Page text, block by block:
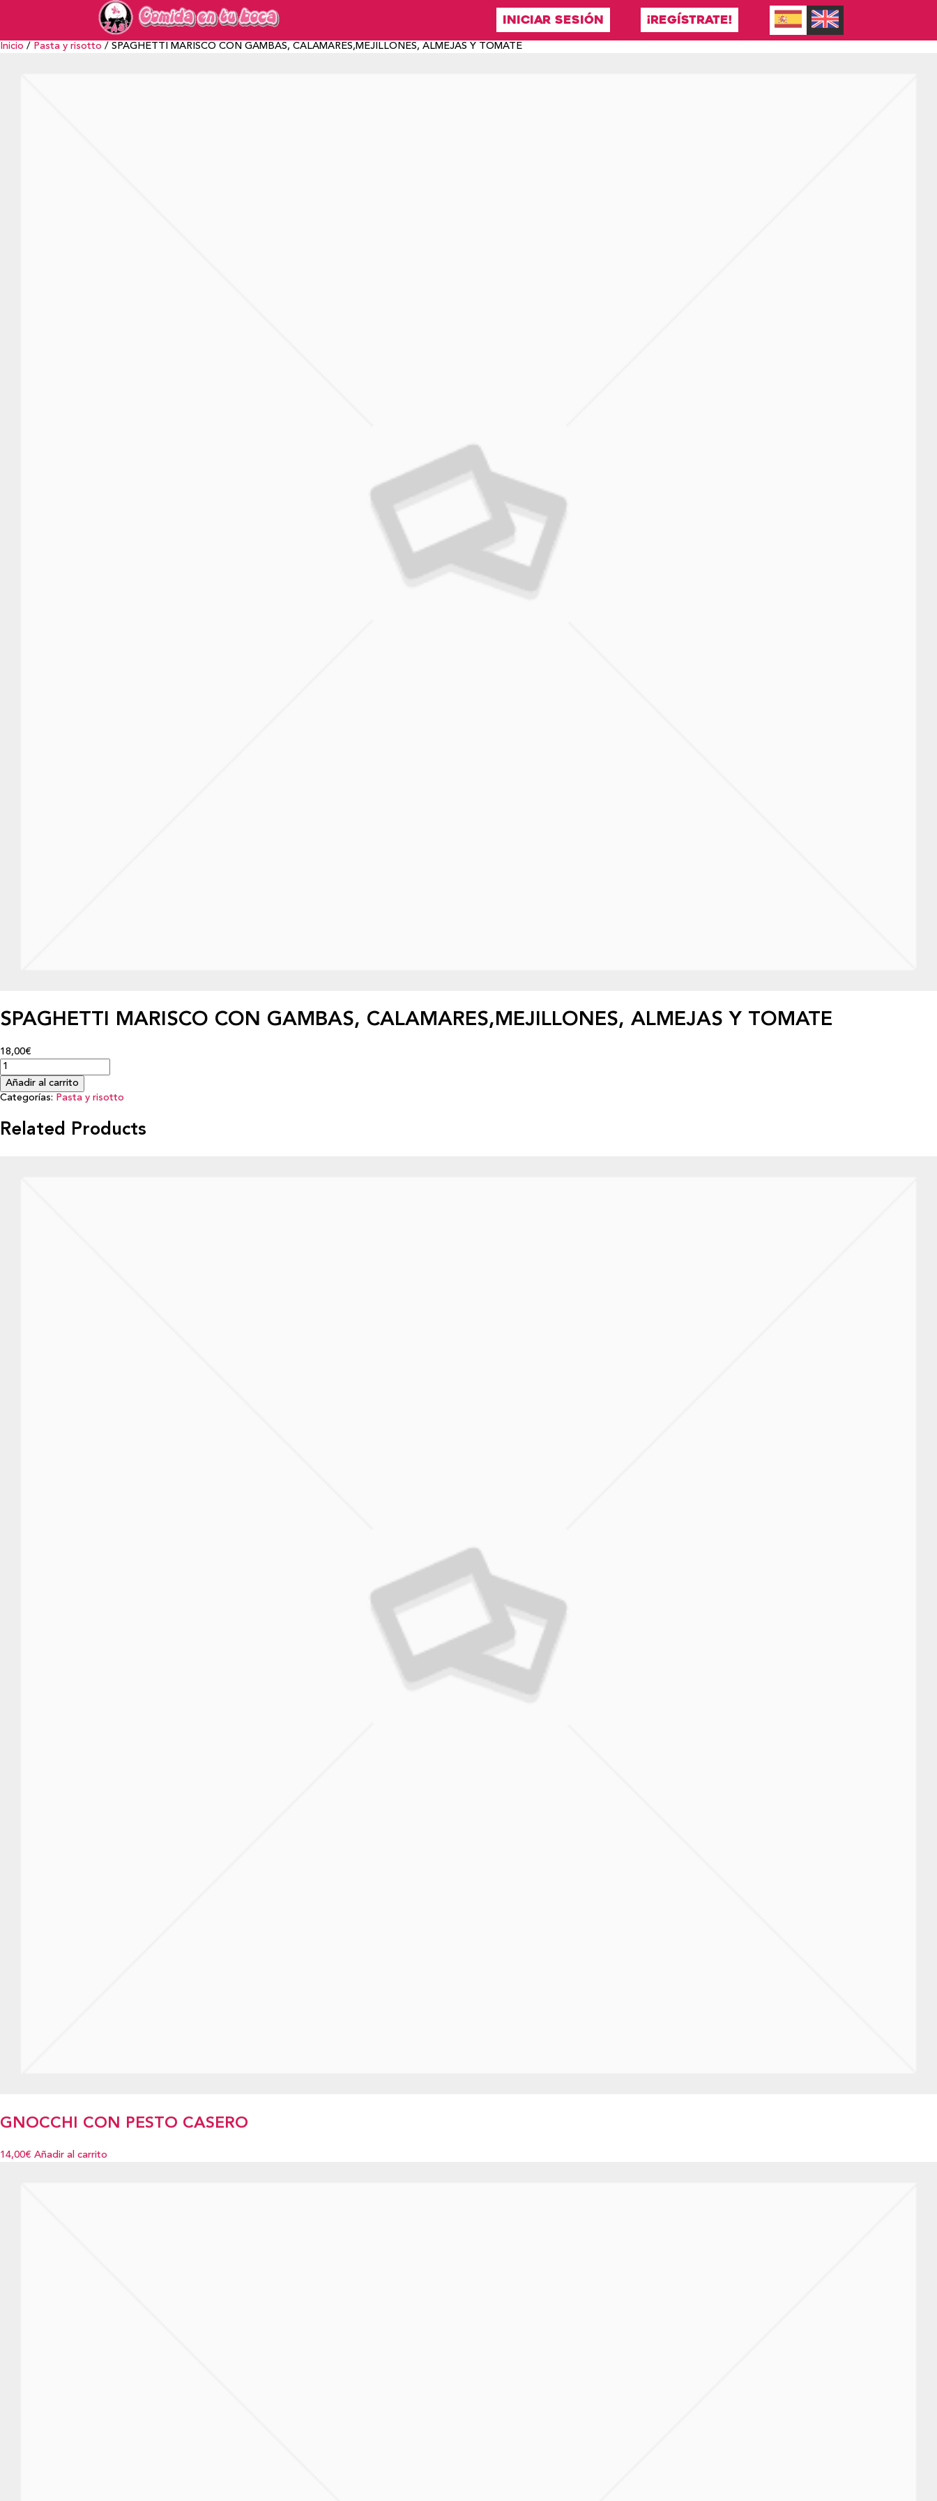
INICIAR SESIÓN ¡REGÍSTRATE!
Inicio / Pasta y risotto / SPAGHETTI MARISCO CON GAMBAS, CALAMARES,MEJILLONES, ALMEJAS Y TOMATE
SPAGHETTI MARISCO CON GAMBAS, CALAMARES,MEJILLONES, ALMEJAS Y TOMATE
18,00€
Añadir al carrito
Categorías: Pasta y risotto
Related Products
GNOCCHI CON PESTO CASERO
14,00€ Añadir al carrito